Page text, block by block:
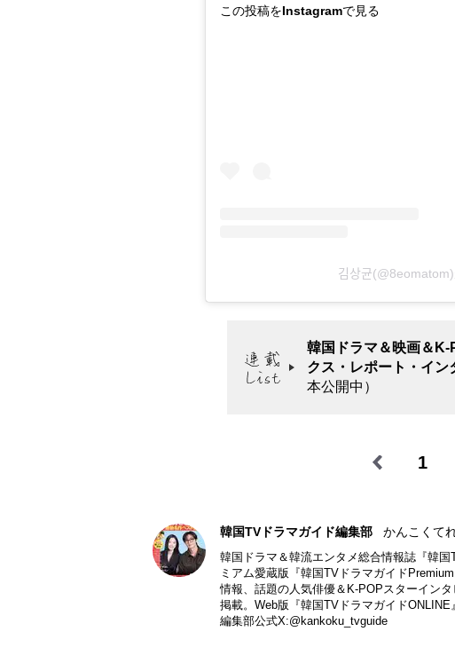
この投稿をInstagramで見る
韓国ドラマ＆映画＆K-
クス・レポート・イン
本公開中）
1
韓国TVドラマガイド編集部 かんこくて
韓国ドラマ＆韓流エンタメ総合情報誌『韓
ミアム愛蔵版『韓国TVドラマガイド
情報、話題の人気俳優＆K-POPスターイン
掲載。Web版『韓国TVドラマガイド
編集部公式X:@kankoku_tvguide